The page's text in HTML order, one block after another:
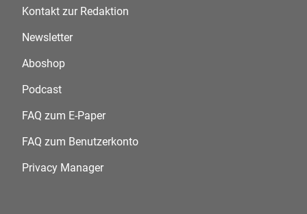
Kontakt zur Redaktion
Newsletter
Aboshop
Podcast
FAQ zum E-Paper
FAQ zum Benutzerkonto
Privacy Manager